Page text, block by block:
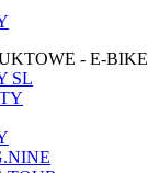
- E-BIKE
SL